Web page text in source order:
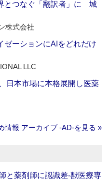
とつなぐ「翻訳者」に 城
株式会社
ゼーションにAIをどれだけ
LLC
日本市場に本格展開し医薬
情報 アーカイブ ‐AD‐を見る »
と薬剤師に認識差‐獣医療専